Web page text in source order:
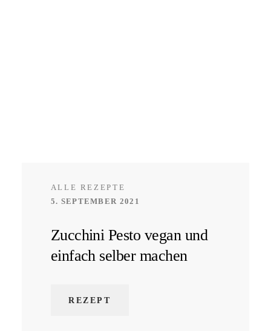
ALLE REZEPTE
5. SEPTEMBER 2021
Zucchini Pesto vegan und
einfach selber machen
REZEPT